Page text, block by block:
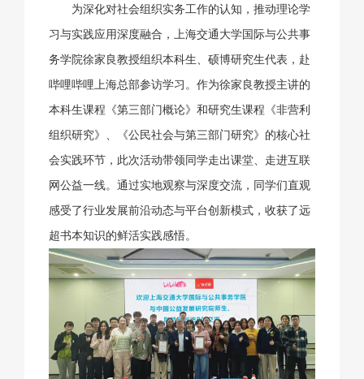
为深化对社会组织实务工作的认知，推动理论学
习与实践应用深度融合，上海交通大学国际与公共事
务学院徐家良教授组织本科生、硕博研究生代表，赴
哔哩哔哩上海总部参访学习。作为徐家良教授主讲的
本科生课程《第三部门概论》和研究生课程《非营利
组织研究》、《公民社会与第三部门研究》的核心社
会实践环节，此次活动带领同学走出课堂、走进互联
网公益一线。通过实地观察与深度交流，同学们直观
感受了行业发展前沿动态与平台创新模式，收获了远
超书本知识的鲜活实践感悟。